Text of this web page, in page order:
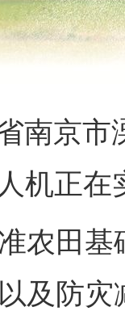
南京
机正
田基
及防